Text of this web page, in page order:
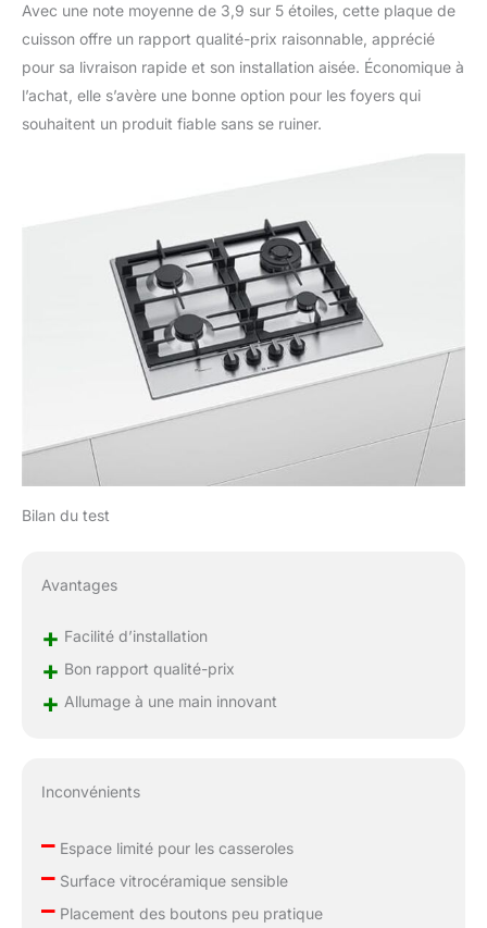
Avec une note moyenne de 3,9 sur 5 étoiles, cette plaque de
cuisson offre un rapport qualité-prix raisonnable, apprécié
pour sa livraison rapide et son installation aisée. Économique à
l’achat, elle s’avère une bonne option pour les foyers qui
souhaitent un produit fiable sans se ruiner.
Bilan du test
Avantages
+ Facilité d’installation
+ Bon rapport qualité-prix
+ Allumage à une main innovant
Inconvénients
–Espace limité pour les casseroles
–Surface vitrocéramique sensible
–Placement des boutons peu pratique